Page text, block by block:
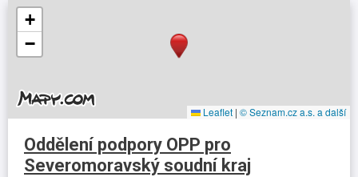
+
−
Leaflet | © Seznam.cz a.s. a další
Oddělení podpory OPP pro
Severomoravský soudní kraj